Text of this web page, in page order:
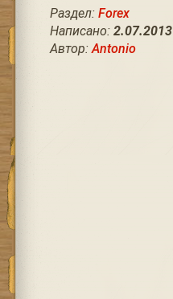
Раздел: Forex
Написано: 2.07.2013
Автор:Antonio